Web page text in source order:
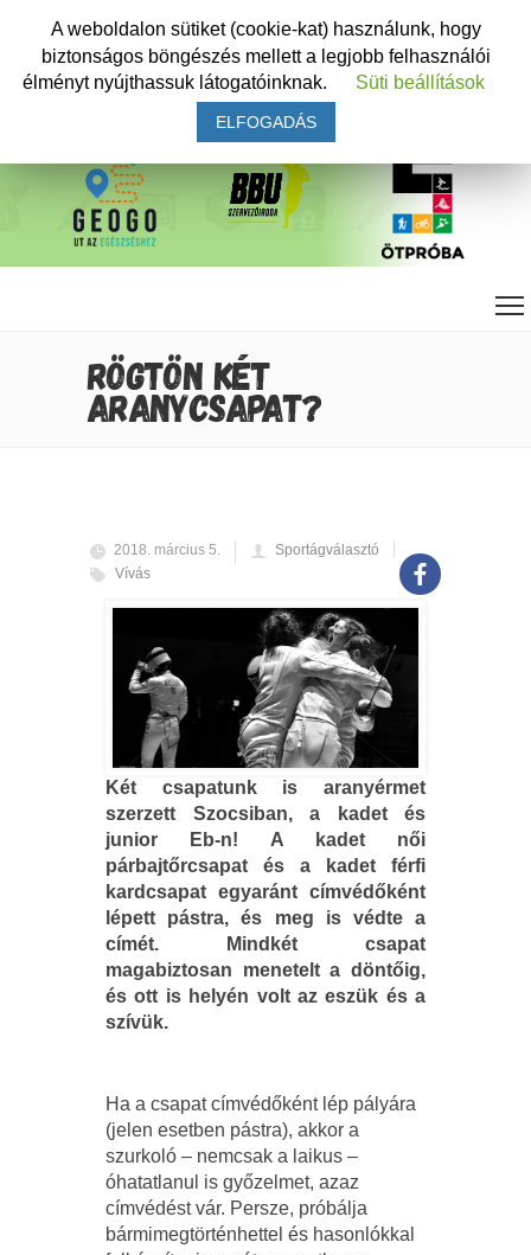
RÖGTÖN KÉT
ARANYCSAPAT?
2018. március 5.
Sportágválasztó
Vívás
Két csapatunk is aranyérmet
szerzett Szocsiban, a kadet és
junior Eb-n! A kadet női
párbajtőrcsapat és a kadet férfi
kardcsapat egyaránt címvédőként
lépett pástra, és meg is védte a
címét. Mindkét csapat
magabiztosan menetelt a döntőig,
és ott is helyén volt az eszük és a
szívük.
Ha a csapat címvédőként lép pályára
(jelen esetben pástra), akkor a
szurkoló – nemcsak a laikus –
óhatatlanul is győzelmet, azaz
címvédést vár. Persze, próbálja
bármimegtörténhettel és hasonlókkal
A weboldalon sütiket (cookie-kat) használunk, hogy
biztonságos böngészés mellett a legjobb felhasználói
élményt nyújthassuk látogatóinknak.
Süti beállítások
ELFOGADÁS